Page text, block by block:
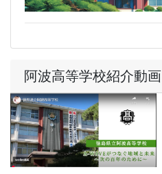
阿波高等学校紹介動画